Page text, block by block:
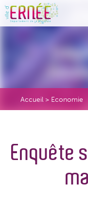
Accueil > Economie
Enquête